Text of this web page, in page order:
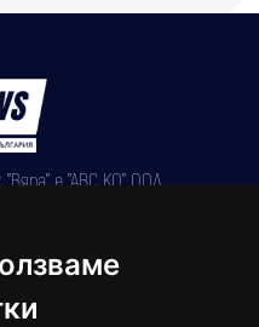
е "АВС КО" ООД,